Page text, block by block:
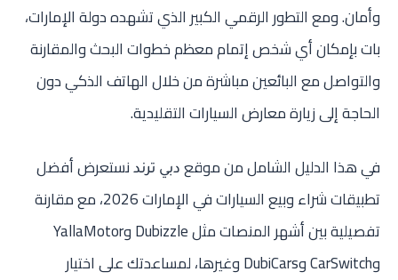
وأمان. ومع التطور الرقمي الكبير الذي تشهده دولة الإمارات،
بات بإمكان أي شخص إتمام معظم خطوات البحث والمقارنة
والتواصل مع البائعين مباشرة من خلال الهاتف الذكي دون
الحاجة إلى زيارة معارض السيارات التقليدية.
في هذا الدليل الشامل من موقع دبي ترند نستعرض أفضل
تطبيقات شراء وبيع السيارات في الإمارات 2026، مع مقارنة
تفصيلية بين أشهر المنصات مثل Dubizzle وYallaMotor
وCarSwitch وDubiCars وغيرها، لمساعدتك على اختيار